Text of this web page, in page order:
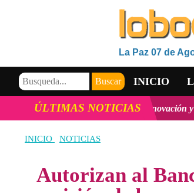
La Paz 07 de
INICIO
VIDEOS
ÚLTIMAS NOTICIAS
Tecnológico, la innovación y la inclusión
INICIO NOTICIAS
Autorizan al